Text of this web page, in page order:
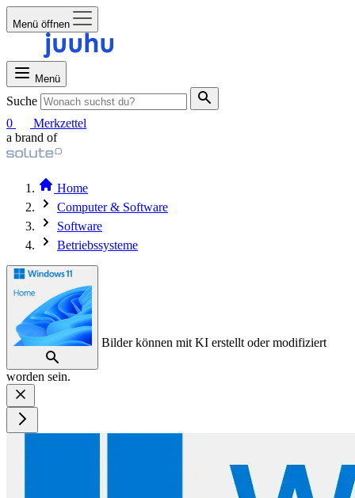
Menü öffnen
Menü
Suche
0
Merkzettel
a brand of
Home
Computer & Software
Software
Betriebssysteme
Bilder können mit KI erstellt oder modifiziert
worden sein.